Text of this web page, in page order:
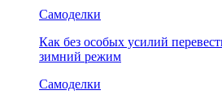
Самоделки
Как без особых усилий
зимний режим
Самоделки